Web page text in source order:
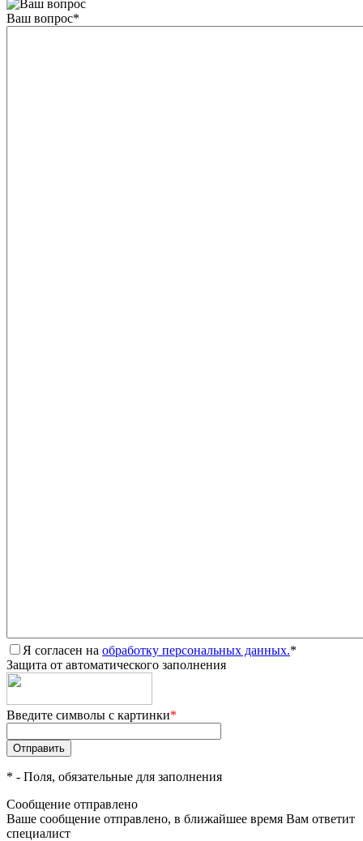
Ваш вопрос*
Я согласен на обработку персональных данных.*
Защита от автоматического заполнения
Введите символы с картинки*
* - Поля, обязательные для заполнения
Сообщение отправлено
Ваше сообщение отправлено, в ближайшее время Вам ответит
специалист